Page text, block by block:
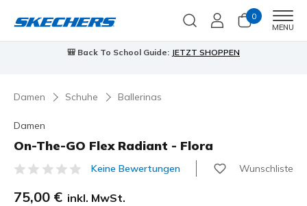
0
MENU
🎒 Back To School Guide: JETZT SHOPPEN
Damen Schuhe Ballerinas
Damen
On-The-GO Flex Radiant - Flora
3,3 von 5 Kundenbewertungen
Keine Bewertungen Wunschliste
75,00 € inkl. MwSt.